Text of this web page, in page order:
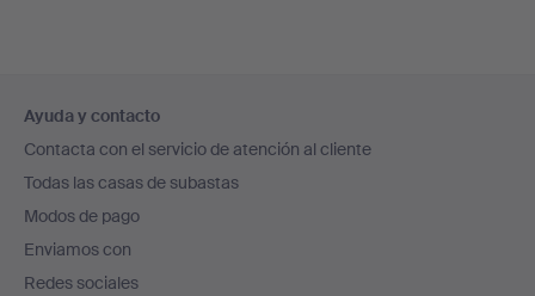
en
el
pie
de
página
Ayuda y contacto
Contacta con el servicio de atención al cliente
Todas las casas de subastas
Modos de pago
Enviamos con
Redes sociales